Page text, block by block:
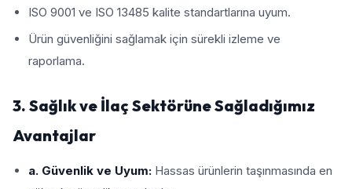
ISO 9001 ve ISO 13485 kalite standartlarına uyum.
Ürün güvenliğini sağlamak için sürekli izleme ve
raporlama.
3. Sağlık ve İlaç Sektörüne Sağladığımız
Avantajlar
a. Güvenlik ve Uyum: Hassas ürünlerin taşınmasında en